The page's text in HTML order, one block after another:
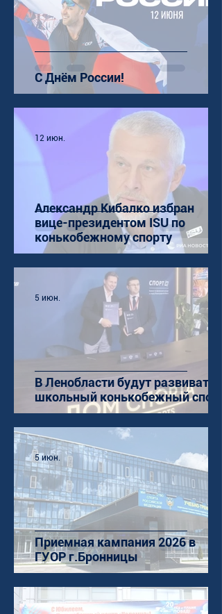
С Днём России!
Александр Кибалко избран
вице-президентом ISU по
конькобежному спорту
12 июн.
В Ленобласти будут развивать
школьный конькобежный спорт
5 июн.
Приемная кампания 2026 в
ГУОР г.Бронницы
5 июн.